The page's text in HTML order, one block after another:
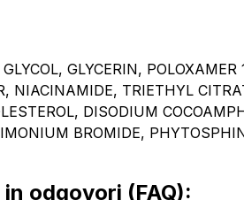
GLYCERIN,
NIACINAMIDE, TRIETHYL
DISODIUM
BROMIDE,
odgovori (FAQ):